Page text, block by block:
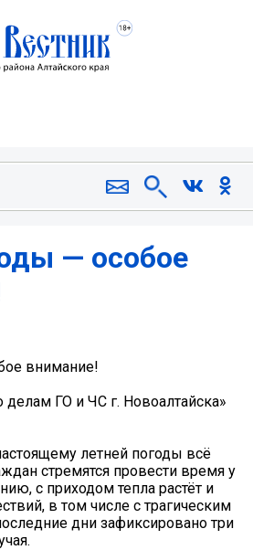
— особое
внимание!
ГО и ЧС г. Новоалтайска»
летней погоды всё
стремятся провести время у
с приходом тепла растёт и
в том числе с трагическим
дни зафиксировано три